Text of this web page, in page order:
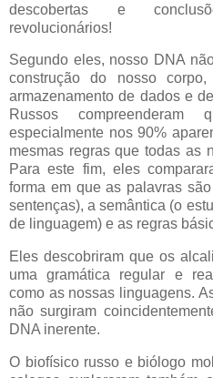
descobertas e
revolucionários!
Segundo eles, nosso DNA
construção do nosso
armazenamento de dados e
Russos
especialmente nos 90%
mesmas regras que todas as
Para este fim, eles
forma em que as palavras
sentenças), a semântica (o
de linguagem) e as regras
Eles descobriram que os
uma gramática regular e
como as nossas linguagens.
não surgiram
DNA inerente.
O biofísico russo e biólogo